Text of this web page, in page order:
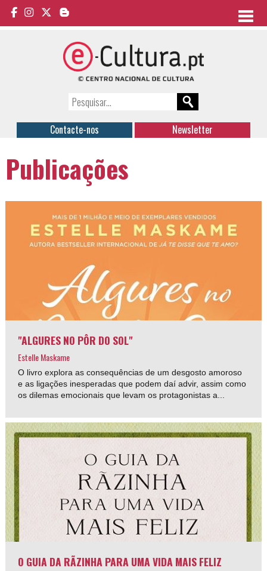
Contacte-nos Newsletter
Publicações
"ALGURES NO PÔR DO SOL"
Estelle Maskame
O livro explora as consequências de um desgosto amoroso
e as ligações inesperadas que podem daí advir, assim como
os dilemas emocionais que levam os protagonistas a...
O GUIA DA RÃZINHA PARA UMA VIDA MAIS FELIZ